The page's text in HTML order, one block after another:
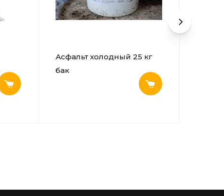
Асфальт холодный 25 кг
бак